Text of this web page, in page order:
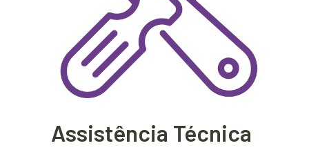
Assistência Técnica